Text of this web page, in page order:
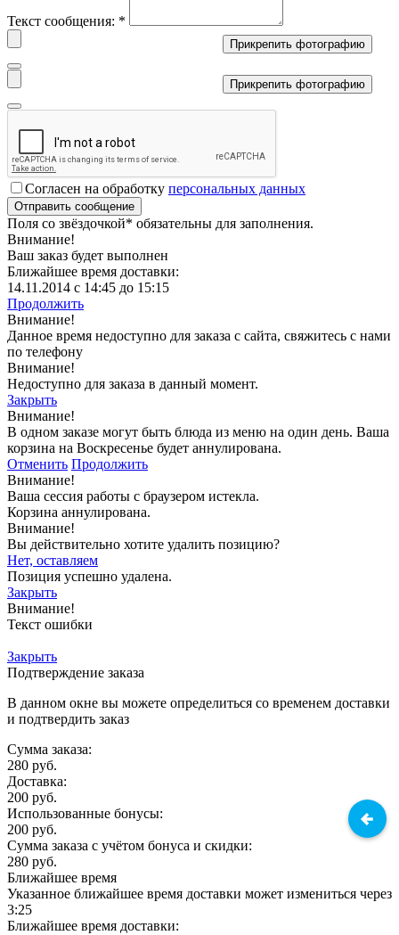
Текст сообщения: *
Прикрепить фотографию
Прикрепить фотографию
Согласен на обработку персональных данных
Поля со звёздочкой* обязательны для заполнения.
Внимание!
Ваш заказ будет выполнен
Ближайшее время доставки:
14.11.2014 с 14:45 до 15:15
Продолжить
Внимание!
Данное время недоступно для заказа с сайта, свяжитесь с нами
по телефону
Внимание!
Недоступно для заказа в данный момент.
Закрыть
Внимание!
В одном заказе могут быть блюда из меню на один день. Ваша
корзина на Воскресенье будет аннулирована.
Отменить Продолжить
Внимание!
Ваша сессия работы с браузером истекла.
Корзина аннулирована.
Внимание!
Вы действительно хотите удалить позицию?
Нет, оставляем
Позиция успешно удалена.
Закрыть
Внимание!
Текст ошибки
Закрыть
Подтверждение заказа
В данном окне вы можете определиться со временем доставки
и подтвердить заказ
Сумма заказа:
280 руб.
Доставка:
200 руб.
Использованные бонусы:
200 руб.
Сумма заказа с учётом бонуса и скидки:
280 руб.
Ближайшее время
Указанное ближайшее время доставки может измениться через
3:25
Ближайшее время доставки: